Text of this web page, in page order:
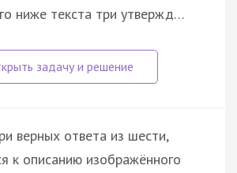
ниже текста три утвержд…
верных ответа из шести,
к описанию изображённого